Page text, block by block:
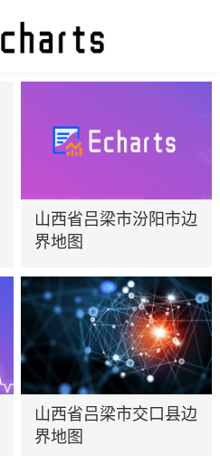
山西省吕梁市汾阳市边
界地图
山西省吕梁市交口县边
界地图